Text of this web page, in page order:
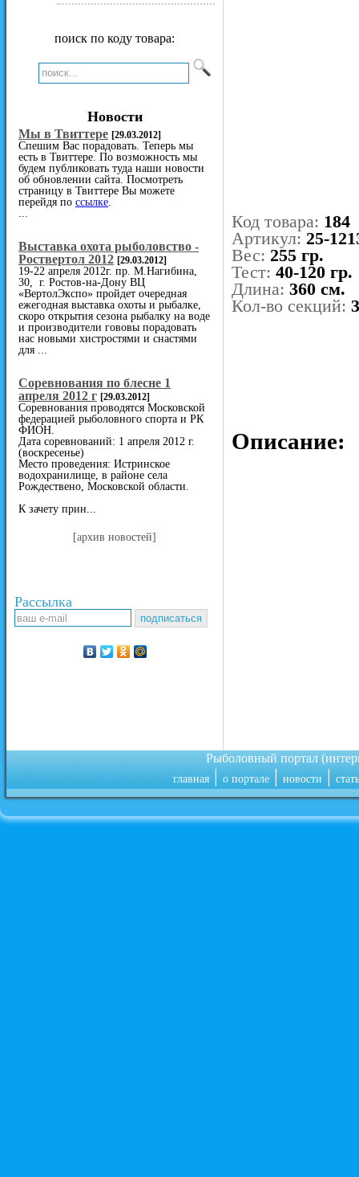
поиск по коду товара:
Новости
Мы в Твиттере [29.03.2012]
Спешим Вас порадовать. Теперь мы
есть в Твиттере. По возможность мы
будем публиковать туда наши новости
об обновлении сайта. Посмотреть
страницу в Твиттере Вы можете
перейдя по ссылке
Выставка охота рыболовство -
Роствертол 2012 [29.03.2012]
19-22 апреля 2012г. пр. М.Нагибина,
30, г. Ростов-на-Дону ВЦ
«ВертолЭкспо» пройдет очередная
ежегодная выставка охоты и рыбалке,
скоро открытия сезона рыбалку на воде
и производители гововы порадовать
нас новыми хистростями и снастями
для ...
Cоревнования по блесне 1
апреля 2012 г [29.03.2012]
Соревнования проводятся Московской
федерацией рыболовного спорта и РК
ФИОН.
Дата соревнований: 1 апреля 2012 г.
(воскресенье)
Место проведения: Истринское
водохранилище, в районе села
Рождествено, Московской области.
К зачету прин...
[архив новостей]
Рассылка
Код товара: 184
Артикул: 25-
Вес: 255 гр.
Тест: 40-120 гр.
Длина: 360 см.
Кол-во секций:
Описание:
Рыболовный портал
главная|о портале|новости|